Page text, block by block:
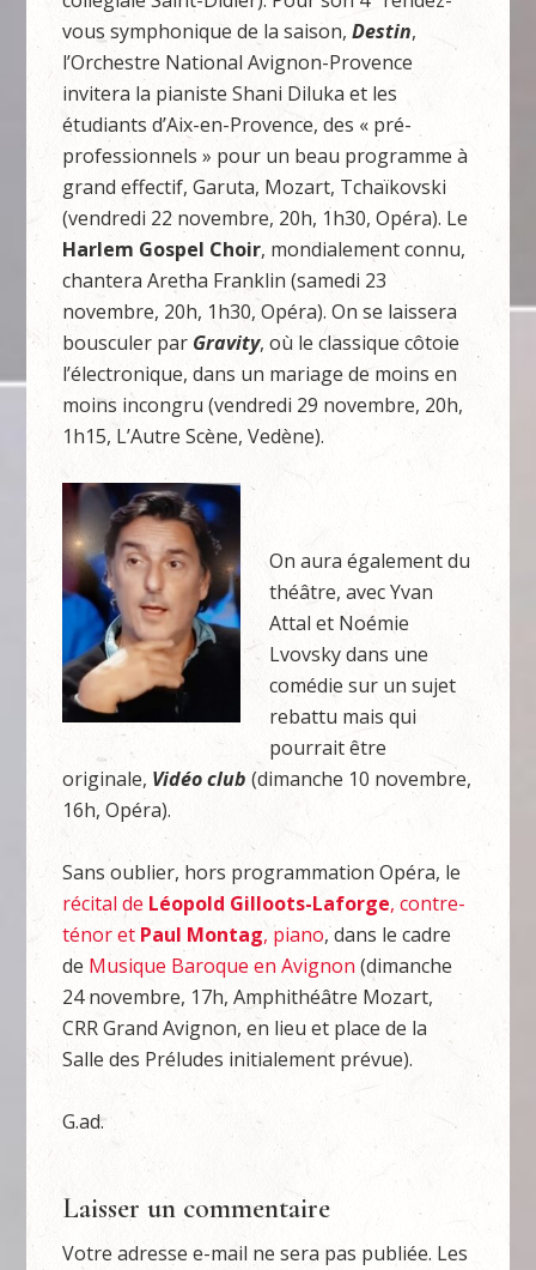
vous symphonique de la saison,Destin,
l’Orchestre National Avignon-Provence
invitera la pianiste Shani Diluka et les
étudiants d’Aix-en-Provence, des « pré-
professionnels » pour un beau programme à
grand effectif, Garuta, Mozart, Tchaïkovski
(vendredi 22 novembre, 20h, 1h30, Opéra). Le
Harlem Gospel Choir, mondialement connu,
chantera Aretha Franklin (samedi 23
novembre, 20h, 1h30, Opéra). On se laissera
bousculer par Gravity, où le classique côtoie
l’électronique, dans un mariage de moins en
moins incongru (vendredi 29 novembre, 20h,
1h15, L’Autre Scène, Vedène).
On aura également du
théâtre, avec Yvan
Attal et Noémie
Lvovsky dans une
comédie sur un sujet
rebattu mais qui
pourrait être
originale, Vidéo club (dimanche 10 novembre,
16h, Opéra).
Sans oublier, hors programmation Opéra, le
récital de Léopold Gilloots-Laforge, contre-
ténor et Paul Montag, piano, dans le cadre
de Musique Baroque en Avignon(dimanche
24 novembre, 17h, Amphithéâtre Mozart,
CRR Grand Avignon, en lieu et place de la
Salle des Préludes initialement prévue).
G.ad.
Laisser un commentaire
Votre adresse e-mail ne sera pas publiée. Les